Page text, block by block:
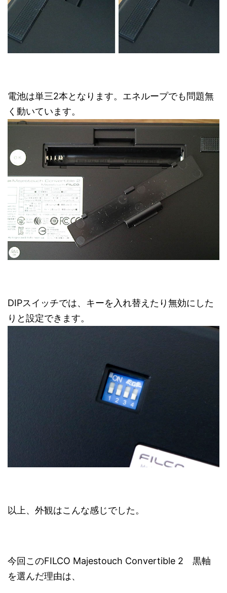
電池は単三2本となります。エネループでも問題無
く動いています。
DIPスイッチでは、キーを入れ替えたり無効にした
りと設定できます。
以上、外観はこんな感じでした。
今回このFILCO Majestouch Convertible 2 黒軸
を選んだ理由は、